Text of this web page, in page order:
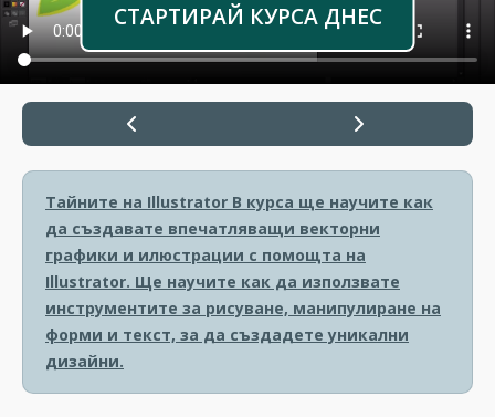
СТАРТИРАЙ КУРСА ДНЕС
Тайните на Illustrator В курса ще научите как
да създавате впечатляващи векторни
графики и илюстрации с помощта на
Illustrator. Ще научите как да използвате
инструментите за рисуване, манипулиране на
форми и текст, за да създадете уникални
дизайни.